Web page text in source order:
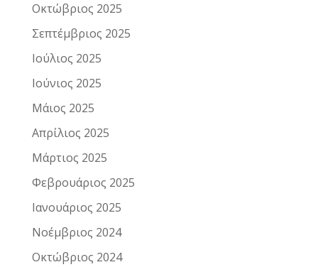
Οκτώβριος 2025
Σεπτέμβριος 2025
Ιούλιος 2025
Ιούνιος 2025
Μάιος 2025
Απρίλιος 2025
Μάρτιος 2025
Φεβρουάριος 2025
Ιανουάριος 2025
Νοέμβριος 2024
Οκτώβριος 2024